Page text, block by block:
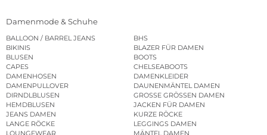
Damenmode & Schuhe
BALLOON / BARREL JEANS
BHS
BIKINIS
BLAZER FÜR DAMEN
BLUSEN
BOOTS
CAPES
CHELSEABOOTS
DAMENHOSEN
DAMENKLEIDER
DAMENPULLOVER
DAUNENMÄNTEL DAMEN
DIRNDLBLUSEN
GROSSE GRÖSSEN DAMEN
HEMDBLUSEN
JACKEN FÜR DAMEN
JEANS DAMEN
KURZE RÖCKE
LANGE RÖCKE
LEGGINGS DAMEN
LOUNGEWEAR
MÄNTEL DAMEN